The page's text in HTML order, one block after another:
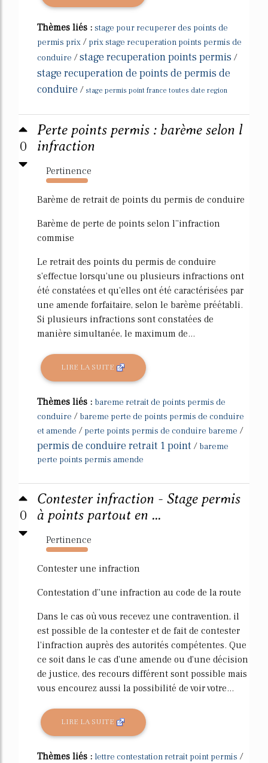
Thèmes liés : stage pour recuperer des points de
permis prix / prix stage recuperation points permis de
conduire /stage recuperation points permis /
stage recuperation de points de permis de
conduire / stage permis point france toutes date region
0
Perte points permis : barème selon l
infraction
Pertinence
3370%
Barème de retrait de points du permis de conduire
Barème de perte de points selon l’'infraction
commise
Le retrait des points du permis de conduire
s'effectue lorsqu'une ou plusieurs infractions ont
été constatées et qu'elles ont été caractérisées par
une amende forfaitaire, selon le barème préétabli.
Si plusieurs infractions sont constatées de
manière simultanée, le maximum de...
LIRE LA SUITE
Thèmes liés : bareme retrait de points permis de
conduire / bareme perte de points permis de conduire
et amende / perte points permis de conduire bareme /
permis de conduire retrait 1 point / bareme
perte points permis amende
0
Contester infraction - Stage permis
à points partout en ...
Pertinence
506%
Contester une infraction
Contestation d’'une infraction au code de la route
Dans le cas où vous recevez une contravention, il
est possible de la contester et de fait de contester
l'infraction auprès des autorités compétentes. Que
ce soit dans le cas d'une amende ou d'une décision
de justice, des recours différent sont possible mais
vous encourez aussi la possibilité de voir votre...
LIRE LA SUITE
Thèmes liés : lettre contestation retrait point permis /